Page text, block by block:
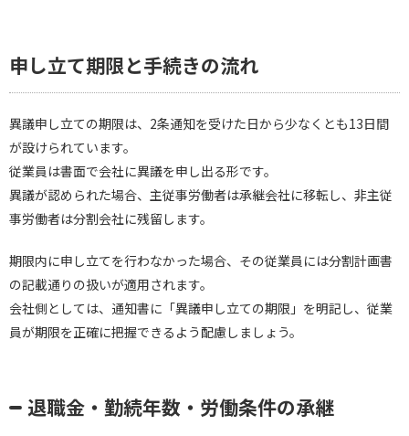
申し立て期限と手続きの流れ
異議申し立ての期限は、2条通知を受けた日から少なくとも13日間
が設けられています。
従業員は書面で会社に異議を申し出る形です。
異議が認められた場合、主従事労働者は承継会社に移転し、非主従
事労働者は分割会社に残留します。
期限内に申し立てを行わなかった場合、その従業員には分割計画書
の記載通りの扱いが適用されます。
会社側としては、通知書に「異議申し立ての期限」を明記し、従業
員が期限を正確に把握できるよう配慮しましょう。
退職金・勤続年数・労働条件の承継